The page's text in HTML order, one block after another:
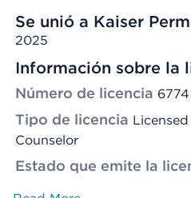
Se unió a Kaiser
2025
Información sobre la
Número de licencia 6774
Tipo de licencia
Counselor
Estado que emite la